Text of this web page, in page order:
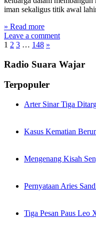
iman sekaligus titik awal
» Read more
Leave a comment
1 2 3 … 148 »
Radio Suara Wajar
Terpopuler
Arter Sinar Tiga
Kasus Kematian
Mengenang Kisah
Pernyataan Aries
Tiga Pesan Paus Leo